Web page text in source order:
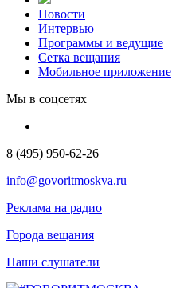
Новости
Интервью
Программы и ведущие
Сетка вещания
Мобильное приложение
Мы в соцсетях
8 (495) 950-62-26
info@govoritmoskva.ru
Реклама на радио
Города вещания
Наши слушатели